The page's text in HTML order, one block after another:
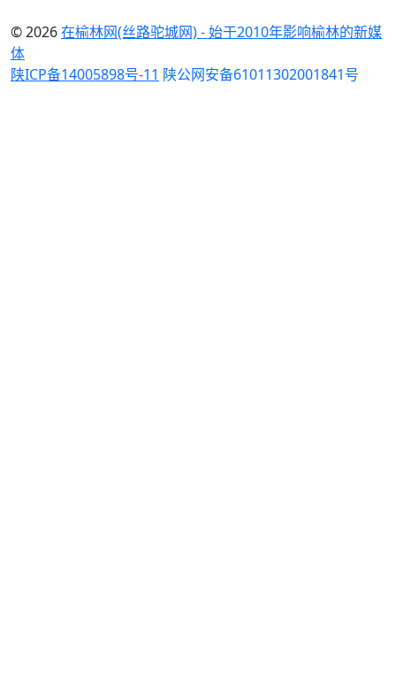
© 2026在榆林网(丝路驼城网) - 始于2010年影响榆林的新媒
体
陕ICP备14005898号-11 陕公网安备61011302001841号